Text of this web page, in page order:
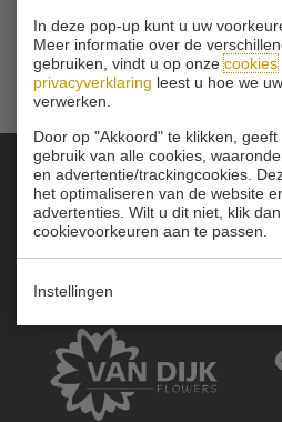
In deze pop-up kunt u uw
Meer informatie over de
gebruiken, vindt u op onzecookies
privacyverklaring leest u hoe we
verwerken.
Door op "Akkoord" te klikken,
gebruik van alle cookies,
en advertentie/trackingcookies.
het optimaliseren van de website
advertenties. Wilt u dit niet, klik
cookievoorkeuren aan te passen.
Instellingen
Onze